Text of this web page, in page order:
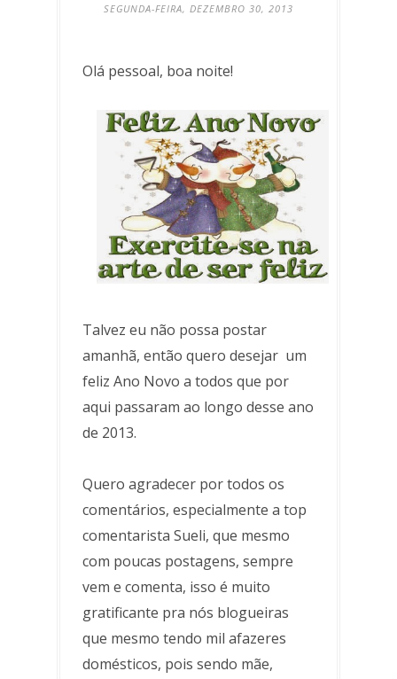
SEGUNDA-FEIRA, DEZEMBRO 30, 2013
Olá pessoal, boa noite!
Talvez eu não possa postar
amanhã, então quero desejar um
feliz Ano Novo a todos que por
aqui passaram ao longo desse ano
de 2013.
Quero agradecer por todos os
comentários, especialmente a top
comentarista Sueli, que mesmo
com poucas postagens, sempre
vem e comenta, isso é muito
gratificante pra nós blogueiras
que mesmo tendo mil afazeres
domésticos, pois sendo mãe,